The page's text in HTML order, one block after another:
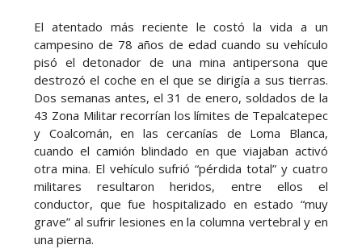
El atentado más reciente le costó la vida a un
campesino de 78 años de edad cuando su vehículo
pisó el detonador de una mina antipersona que
destrozó el coche en el que se dirigía a sus tierras.
Dos semanas antes, el 31 de enero, soldados de la
43 Zona Militar recorrían los límites de Tepalcatepec
y Coalcomán, en las cercanías de Loma Blanca,
cuando el camión blindado en que viajaban activó
otra mina. El vehículo sufrió “pérdida total” y cuatro
militares resultaron heridos, entre ellos el
conductor, que fue hospitalizado en estado “muy
grave” al sufrir lesiones en la columna vertebral y en
una pierna.